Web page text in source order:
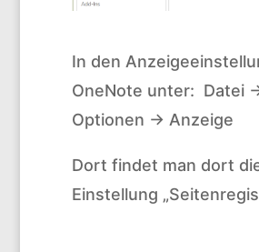
In den
OneNote unter: Datei -
Optionen -> Anzeige
Dort findet man dort
Einstellung